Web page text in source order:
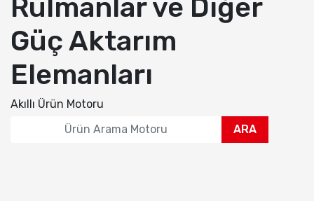
Rulmanlar ve Diğer
Güç Aktarım
Elemanları
Akıllı Ürün Motoru
ARA